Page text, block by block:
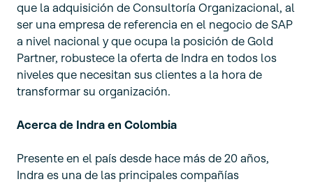
que la adquisición de Consultoría Organizacional, al
ser una empresa de referencia en el negocio de SAP
a nivel nacional y que ocupa la posición de Gold
Partner, robustece la oferta de Indra en todos los
niveles que necesitan sus clientes a la hora de
transformar su organización.
Acerca de Indra en Colombia
Presente en el país desde hace más de 20 años,
Indra es una de las principales compañías